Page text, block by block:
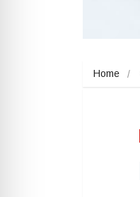
Home